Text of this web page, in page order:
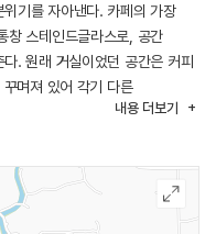
기를 자아낸다. 카페의 가장
창 스테인드글라스로, 공간
. 원래 거실이었던 공간은 커피
며져 있어 각기 다른
각적이면서도 따뜻한 인테리어
외에도 아인슈페너, 크림소다
향에 따라 선택할 수 있다.
내용 더보기